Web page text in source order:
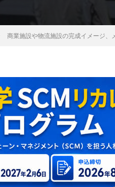
商業施設や物流施設の完成イメージ、